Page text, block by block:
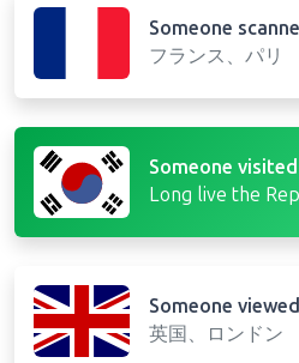
Someone
フランス、パリ
Someone
Long live the
Someone
英国、ロンドン